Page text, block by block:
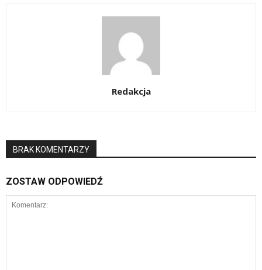
Redakcja
BRAK KOMENTARZY
ZOSTAW ODPOWIEDŹ